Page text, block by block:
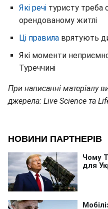
Які речі туристу треба
орендованому житлі
Ці правила врятують
Які моменти
Туреччині
При написанні матеріалу
джерела: Live Science та